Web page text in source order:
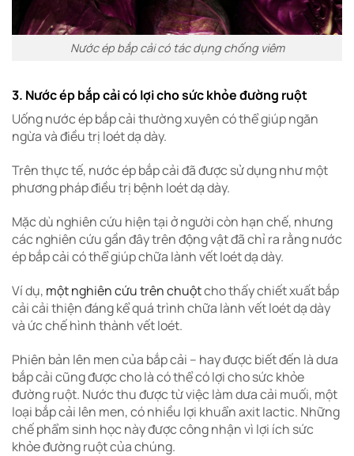
Nước ép bắp cải có tác dụng chống viêm
3. Nước ép bắp cải có lợi cho sức khỏe đường ruột
Uống nước ép bắp cải thường xuyên có thể giúp ngăn
ngừa và điều trị loét dạ dày.
Trên thực tế, nước ép bắp cải đã được sử dụng như một
phương pháp điều trị bệnh loét dạ dày.
Mặc dù nghiên cứu hiện tại ở người còn hạn chế, nhưng
các nghiên cứu gần đây trên động vật đã chỉ ra rằng nước
ép bắp cải có thể giúp chữa lành vết loét dạ dày.
Ví dụ, một nghiên cứu trên chuộtcho thấy chiết xuất bắp
cải cải thiện đáng kể quá trình chữa lành vết loét dạ dày
và ức chế hình thành vết loét.
Phiên bản lên men của bắp cải – hay được biết đến là dưa
bắp cải cũng được cho là có thể có lợi cho sức khỏe
đường ruột. Nước thu được từ việc làm dưa cải muối, một
loại bắp cải lên men, có nhiều lợi khuẩn axit lactic. Những
chế phẩm sinh học này được công nhận vì lợi ích sức
khỏe đường ruột của chúng.